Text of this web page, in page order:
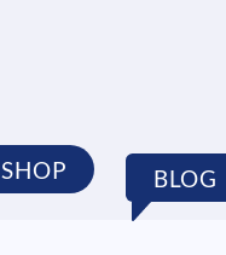
SHOP BLOG